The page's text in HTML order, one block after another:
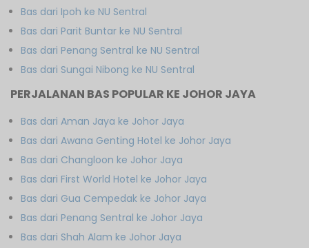
Bas dari Ipoh ke NU Sentral
Bas dari Parit Buntar ke NU Sentral
Bas dari Penang Sentral ke NU Sentral
Bas dari Sungai Nibong ke NU Sentral
PERJALANAN BAS POPULAR KE JOHOR JAYA
Bas dari Aman Jaya ke Johor Jaya
Bas dari Awana Genting Hotel ke Johor Jaya
Bas dari Changloon ke Johor Jaya
Bas dari First World Hotel ke Johor Jaya
Bas dari Gua Cempedak ke Johor Jaya
Bas dari Penang Sentral ke Johor Jaya
Bas dari Shah Alam ke Johor Jaya